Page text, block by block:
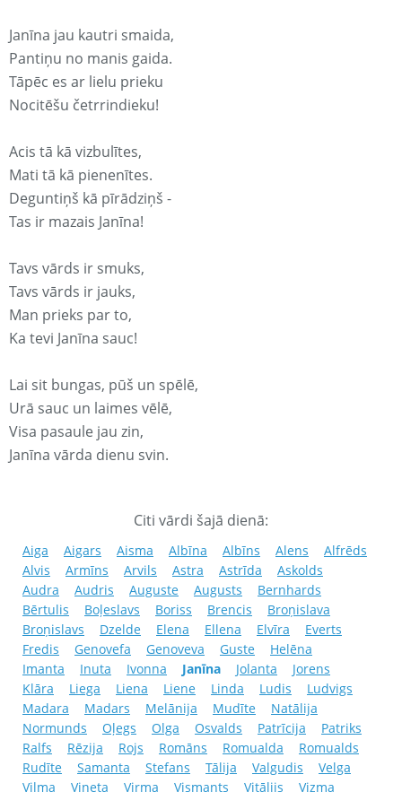
Janīna jau kautri smaida,
Pantiņu no manis gaida.
Tāpēc es ar lielu prieku
Nocitēšu četrrindieku!
Acis tā kā vizbulītes,
Mati tā kā pienenītes.
Deguntiņš kā pīrādziņš -
Tas ir mazais Janīna!
Tavs vārds ir smuks,
Tavs vārds ir jauks,
Man prieks par to,
Ka tevi Janīna sauc!
Lai sit bungas, pūš un spēlē,
Urā sauc un laimes vēlē,
Visa pasaule jau zin,
Janīna vārda dienu svin.
Citi vārdi šajā dienā:
Aiga Aigars Aisma Albīna Albīns Alens
Alfrēds
Alvis
Armīns Arvils Astra Astrīda
Askolds
Audra
Audris Auguste Augusts
Bernhards
Bērtulis
Boļeslavs Boriss Brencis
Broņislava
Broņislavs
Dzelde Elena Ellena Elvīra
Everts
Fredis
Genovefa Genoveva Guste
Helēna
Imanta
Inuta Ivonna Janīna Jolanta
Jorens
Klāra
Liega Liena Liene Linda Ludis
Ludvigs
Madara
Madars Melānija Mudīte
Natālija
Normunds
Oļegs Olga Osvalds Patrīcija
Patriks
Ralfs
Rēzija Rojs Romāns Romualda
Romualds
Rudīte
Samanta Stefans Tālija Valgudis
Velga
Vilma
Vineta Virma Vismants Vitālijs Vizma